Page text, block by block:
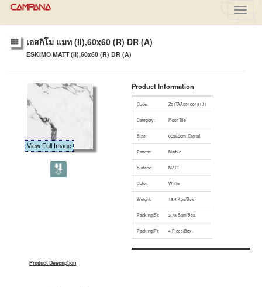
เอสกิโม แมท (II),60x60 (R) DR (A)
ESKIMO MATT (II),60x60 (R) DR (A)
Product Information
Code: Z21TAA55100181J1
Category: Floor Tile
Size: 60x60cm. Digital
Pattern: Marble
Surface: MATT
Color: White
Weight: 18.4 Kgs/Box.
Packing(S): 2.78 Sqm/Box.
Packing(P): 4 Piece/Box.
Product Description
View Full Image